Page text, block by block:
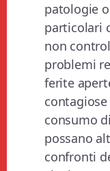
patologie
particolari
non
problemi
ferite
consumo
possano
confronti